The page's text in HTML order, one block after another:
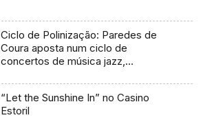
Ciclo de Polinização: Paredes de
Coura aposta num ciclo de
concertos de música jazz,
“Let the Sunshine In” no Casino
Estoril